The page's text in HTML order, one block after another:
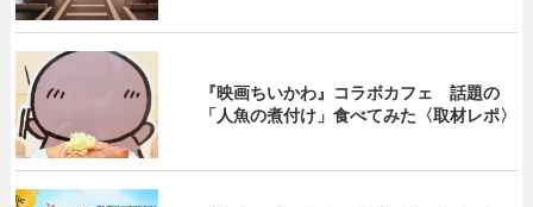
『映画ちいかわ』コラボカフェ 話題の
「人魚の煮付け」食べてみた〈取材レポ〉